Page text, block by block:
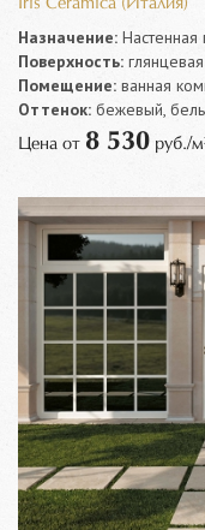
Назначение: Настенная
Поверхность: глянцевая
Помещение: ванная
Оттенок: бежевый,
Цена от 8 530 руб./